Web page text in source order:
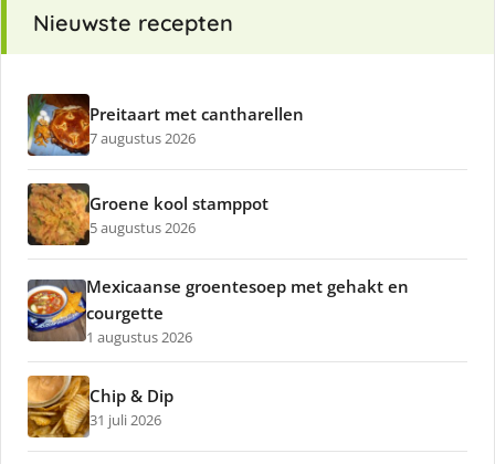
Nieuwste recepten
Preitaart met cantharellen
7 augustus 2026
Groene kool stamppot
5 augustus 2026
Mexicaanse groentesoep met gehakt en
courgette
1 augustus 2026
Chip & Dip
31 juli 2026